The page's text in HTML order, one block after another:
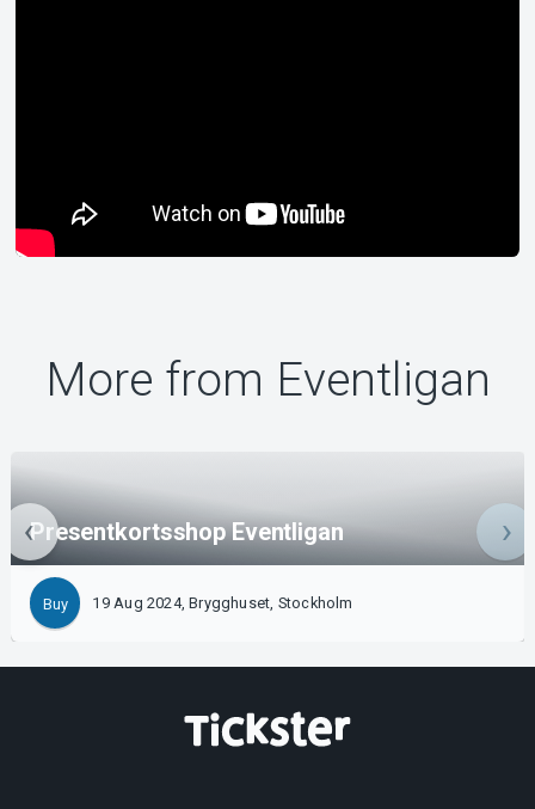
More from Eventligan
Presentkortsshop Eventligan
Buy 19 Aug 2024, Brygghuset, Stockholm